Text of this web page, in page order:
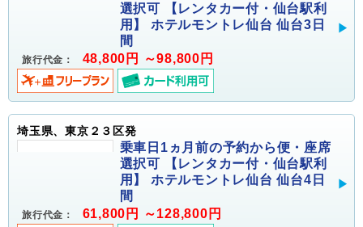
選択可 【レンタカー付・仙台駅利
用】 ホテルモントレ仙台 仙台3日
間
旅行代金： 48,800円 ～98,800円
埼玉県、東京２３区発
乗車日1ヵ月前の予約から便・座席
選択可 【レンタカー付・仙台駅利
用】 ホテルモントレ仙台 仙台4日
間
旅行代金： 61,800円 ～128,800円